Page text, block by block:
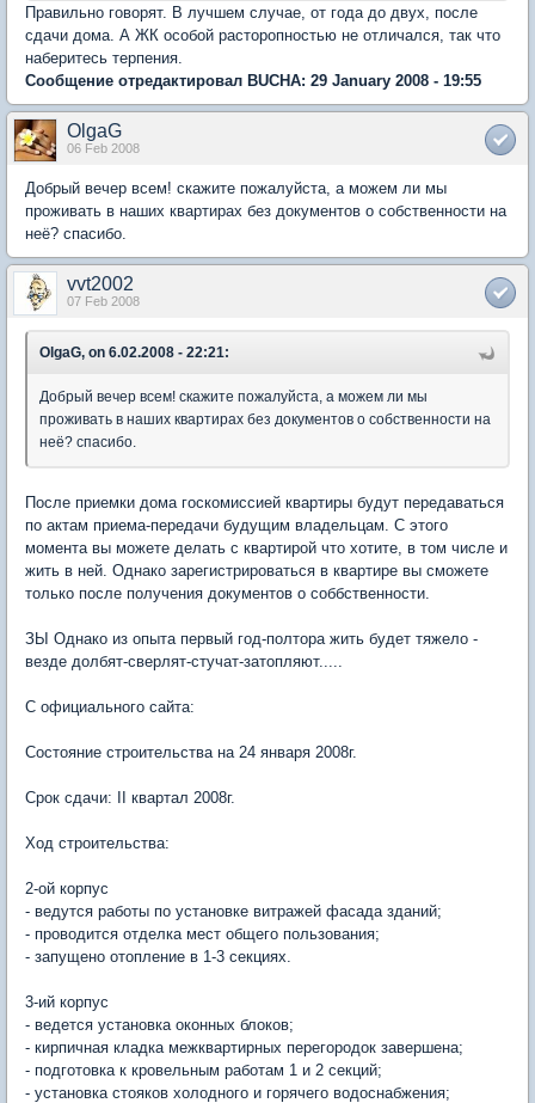
Правильно говорят. В лучшем случае, от года до двух, после
сдачи дома. А ЖК особой расторопностью не отличался, так что
наберитесь терпения.
Сообщение отредактировал BUCHA: 29 January 2008 - 19:55
OlgaG
06 Feb 2008
Добрый вечер всем! скажите пожалуйста, а можем ли мы
проживать в наших квартирах без документов о собственности на
неё? спасибо.
vvt2002
07 Feb 2008
OlgaG, on 6.02.2008 - 22:21:
Добрый вечер всем! скажите пожалуйста, а можем ли мы
проживать в наших квартирах без документов о собственности на
неё? спасибо.
После приемки дома госкомиссией квартиры будут передаваться
по актам приема-передачи будущим владельцам. С этого
момента вы можете делать с квартирой что хотите, в том числе и
жить в ней. Однако зарегистрироваться в квартире вы сможете
только после получения документов о соббственности.
ЗЫ Однако из опыта первый год-полтора жить будет тяжело -
везде долбят-сверлят-стучат-затопляют.....
С официального сайта:
Состояние строительства на 24 января 2008г.
Срок сдачи: II квартал 2008г.
Ход строительства:
2-ой корпус
- ведутся работы по установке витражей фасада зданий;
- проводится отделка мест общего пользования;
- запущено отопление в 1-3 секциях.
3-ий корпус
- ведется установка оконных блоков;
- кирпичная кладка межквартирных перегородок завершена;
- подготовка к кровельным работам 1 и 2 секций;
- установка стояков холодного и горячего водоснабжения;